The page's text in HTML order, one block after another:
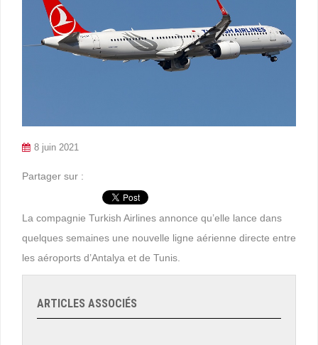
8 juin 2021
Partager sur :
La compagnie Turkish Airlines annonce qu’elle lance dans
quelques semaines une nouvelle ligne aérienne directe entre
les aéroports d’Antalya et de Tunis.
ARTICLES ASSOCIÉS